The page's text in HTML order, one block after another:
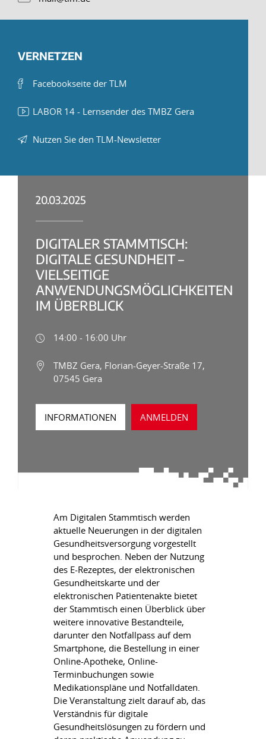
VERNETZEN
Facebookseite der TLM
LABOR 14 - Lernsender des TMBZ Gera
Nutzen Sie den TLM-Newsletter
20.03.2025
DIGITALER STAMMTISCH:
DIGITALE GESUNDHEIT –
VIELSEITIGE
ANWENDUNGSMÖGLICHKEITEN
IM ÜBERBLICK
14:00 - 16:00 Uhr
TMBZ Gera, Florian-Geyer-Straße 17,
07545 Gera
INFORMATIONEN ANMELDEN
Am Digitalen Stammtisch werden
aktuelle Neuerungen in der digitalen
Gesundheitsversorgung vorgestellt
und besprochen. Neben der Nutzung
des E-Rezeptes, der elektronischen
Gesundheitskarte und der
elektronischen Patientenakte bietet
der Stammtisch einen Überblick über
weitere innovative Bestandteile,
darunter den Notfallpass auf dem
Smartphone, die Bestellung in einer
Online-Apotheke, Online-
Terminbuchungen sowie
Medikationspläne und Notfalldaten.
Die Veranstaltung zielt darauf ab, das
Verständnis für digitale
Gesundheitslösungen zu fördern und